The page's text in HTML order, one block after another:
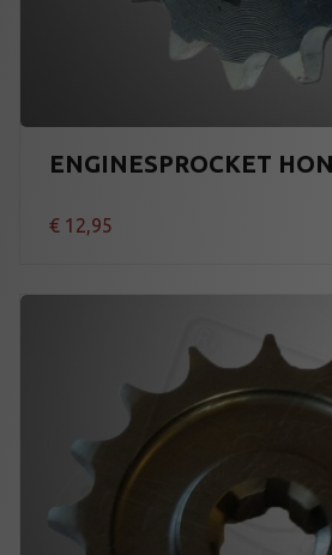
ENGINESPROCKET
€ 12,95